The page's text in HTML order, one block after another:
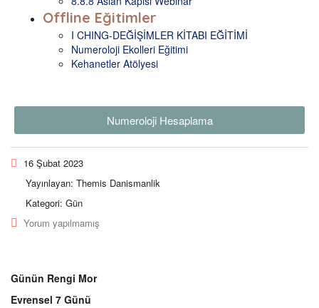
Offline Eğitimler
I CHING-DEĞİŞİMLER KİTABI EĞİTİMİ
Numeroloji Ekolleri Eğitimi
Kehanetler Atölyesi
Numeroloji Hesaplama
16 Şubat 2023
Yayınlayan: Themis Danismanlik
Kategori: Gün
Yorum yapılmamış
Günün Rengi Mor
Evrensel 7 Günü